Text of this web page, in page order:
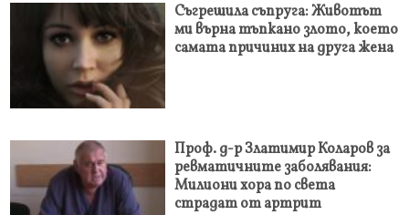
Съгрешила съпруга: Животът
ми върна тъпкано злото, което
самата причиних на друга жена
Проф. д-р Златимир Коларов за
ревматичните заболявания:
Милиони хора по света
страдат от артрит